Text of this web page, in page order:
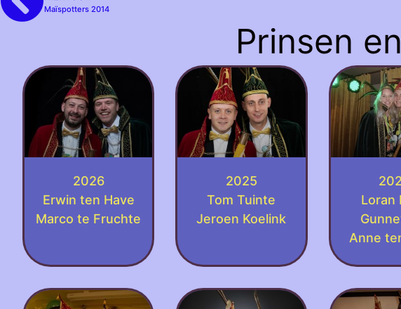
Maïspotters 2014
Prinsen
2026
Erwin ten Have
Marco te Fruchte
2025
Tom Tuinte
Jeroen Koelink
Loran
Anne